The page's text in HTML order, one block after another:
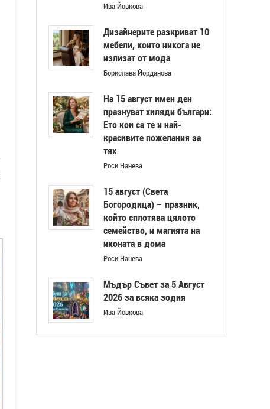
Ива Йовкова
Дизайнерите разкриват 10
мебели, които никога не
излизат от мода
Борислава Йорданова
На 15 август имен ден
празнуват хиляди българи:
Ето кои са те и най-
красивите пожелания за
тях
Роси Нанева
15 август (Света
Богородица) – празник,
който сплотява цялото
семейство, и магията на
иконата в дома
Роси Нанева
Мъдър Съвет за 5 Август
2026 за всяка зодия
Ива Йовкова